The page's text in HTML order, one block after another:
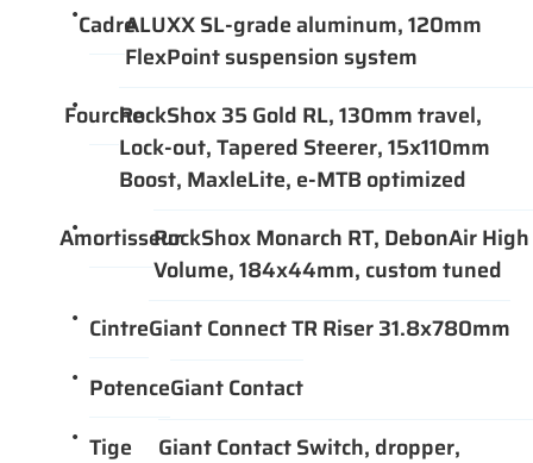
CadreALUXX SL-grade aluminum, 120mm
FlexPoint suspension system
FourcheRockShox 35 Gold RL, 130mm travel,
Lock-out, Tapered Steerer, 15x110mm
Boost, MaxleLite, e-MTB optimized
AmortisseurRockShox Monarch RT, DebonAir High
Volume, 184x44mm, custom tuned
CintreGiant Connect TR Riser 31.8x780mm
PotenceGiant Contact
Tige
Giant Contact Switch, dropper,